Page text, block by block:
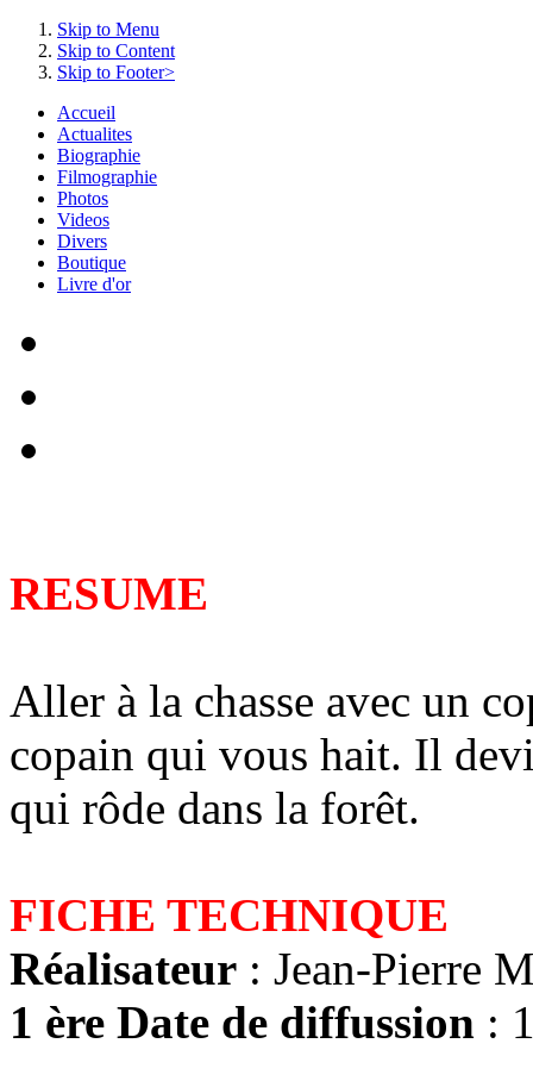
Skip to Menu
Skip to Content
Skip to Footer>
Accueil
Actualites
Biographie
Filmographie
Photos
Videos
Divers
Boutique
Livre d'or
RESUME
Aller à la chasse avec un
copain qui vous hait. Il
qui rôde dans la forêt.
FICHE TECHNIQUE
Réalisateur : Jean-Pierre
1 ère Date de diffussion :